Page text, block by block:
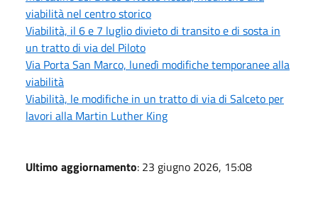
viabilità nel centro storico
Viabilità, il 6 e 7 luglio divieto di transito e di sosta in
un tratto di via del Piloto
Via Porta San Marco, lunedì modifiche temporanee alla
viabilità
Viabilità, le modifiche in un tratto di via di Salceto per
lavori alla Martin Luther King
Ultimo aggiornamento: 23 giugno 2026, 15:08